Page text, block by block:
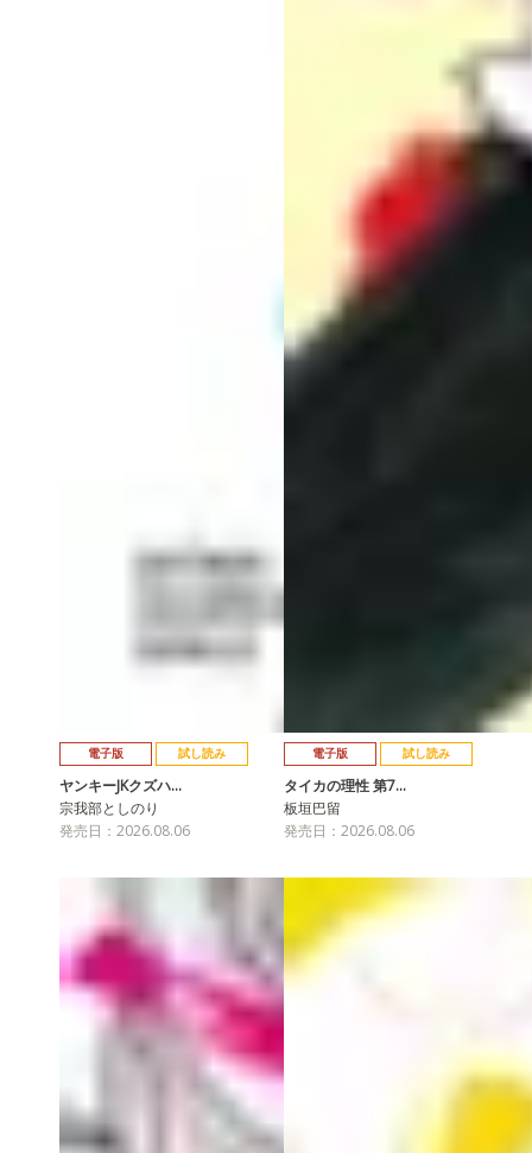
電子版 試し読み
ヤンキーJKクズハ…
宗我部としのり
発売日：2026.08.06
電子版 試し読み
タイカの理性 第7…
板垣巴留
発売日：2026.08.06